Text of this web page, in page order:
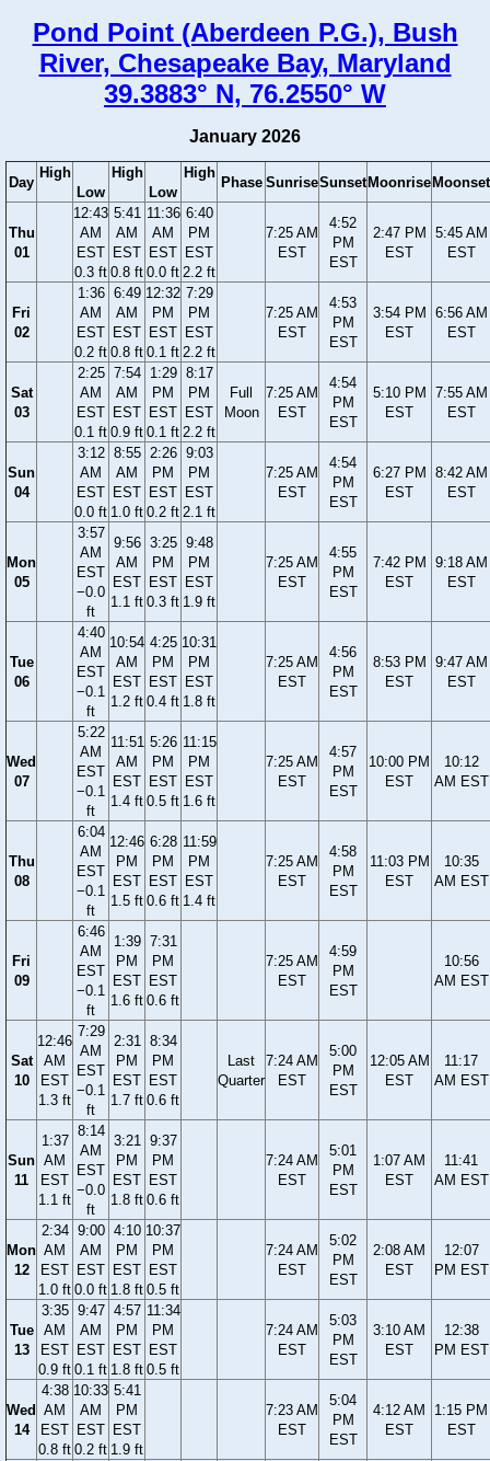
Pond Point (Aberdeen P.G.), Bush
River, Chesapeake Bay, Maryland
39.3883° N, 76.2550° W
January 2026
Day
High
Low
High
Low
High
Phase SunriseSunset Moonrise Moonset
Thu
01
12:43
AM
EST
0.3 ft
5:41
AM
EST
0.8 ft
11:36
AM
EST
0.0 ft
6:40
PM
EST
2.2 ft
7:25 AM
EST
4:52
PM
EST
2:47 PM
EST
5:45 AM
EST
Fri
02
1:36
AM
EST
0.2 ft
6:49
AM
EST
0.8 ft
12:32
PM
EST
0.1 ft
7:29
PM
EST
2.2 ft
7:25 AM
EST
4:53
PM
EST
3:54 PM
EST
6:56 AM
EST
Sat
03
2:25
AM
EST
0.1 ft
7:54
AM
EST
0.9 ft
1:29
PM
EST
0.1 ft
8:17
PM
EST
2.2 ft
Full
Moon
7:25 AM
EST
4:54
PM
EST
5:10 PM
EST
7:55 AM
EST
Sun
04
3:12
AM
EST
0.0 ft
8:55
AM
EST
1.0 ft
2:26
PM
EST
0.2 ft
9:03
PM
EST
2.1 ft
7:25 AM
EST
4:54
PM
EST
6:27 PM
EST
8:42 AM
EST
Mon
05
3:57
AM
EST
−0.0
ft
9:56
AM
EST
1.1 ft
3:25
PM
EST
0.3 ft
9:48
PM
EST
1.9 ft
7:25 AM
EST
4:55
PM
EST
7:42 PM
EST
9:18 AM
EST
Tue
06
4:40
AM
EST
−0.1
ft
10:54
AM
EST
1.2 ft
4:25
PM
EST
0.4 ft
10:31
PM
EST
1.8 ft
7:25 AM
EST
4:56
PM
EST
8:53 PM
EST
9:47 AM
EST
Wed
07
5:22
AM
EST
−0.1
ft
11:51
AM
EST
1.4 ft
5:26
PM
EST
0.5 ft
11:15
PM
EST
1.6 ft
7:25 AM
EST
4:57
PM
EST
10:00 PM
EST
10:12
AM EST
Thu
08
6:04
AM
EST
−0.1
ft
12:46
PM
EST
1.5 ft
6:28
PM
EST
0.6 ft
11:59
PM
EST
1.4 ft
7:25 AM
EST
4:58
PM
EST
11:03 PM
EST
10:35
AM EST
Fri
09
6:46
AM
EST
−0.1
ft
1:39
PM
EST
1.6 ft
7:31
PM
EST
0.6 ft
7:25 AM
EST
4:59
PM
EST
10:56
AM EST
Sat
10
12:46
AM
EST
1.3 ft
7:29
AM
EST
−0.1
ft
2:31
PM
EST
1.7 ft
8:34
PM
EST
0.6 ft
Last
Quarter
7:24 AM
EST
5:00
PM
EST
12:05 AM
EST
11:17
AM EST
Sun
11
1:37
AM
EST
1.1 ft
8:14
AM
EST
−0.0
ft
3:21
PM
EST
1.8 ft
9:37
PM
EST
0.6 ft
7:24 AM
EST
5:01
PM
EST
1:07 AM
EST
11:41
AM EST
Mon
12
2:34
AM
EST
1.0 ft
9:00
AM
EST
0.0 ft
4:10
PM
EST
1.8 ft
10:37
PM
EST
0.5 ft
7:24 AM
EST
5:02
PM
EST
2:08 AM
EST
12:07
PM EST
Tue
13
3:35
AM
EST
0.9 ft
9:47
AM
EST
0.1 ft
4:57
PM
EST
1.8 ft
11:34
PM
EST
0.5 ft
7:24 AM
EST
5:03
PM
EST
3:10 AM
EST
12:38
PM EST
Wed
14
4:38
AM
EST
0.8 ft
10:33
AM
EST
0.2 ft
5:41
PM
EST
1.9 ft
7:23 AM
EST
5:04
PM
EST
4:12 AM
EST
1:15 PM
EST